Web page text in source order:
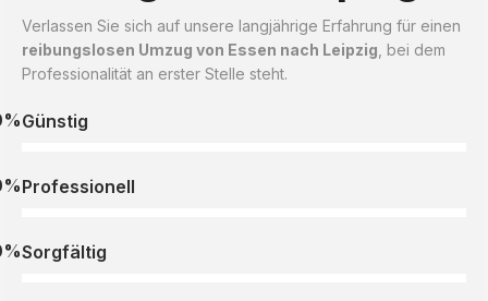
Verlassen Sie sich auf unsere langjährige Erfahrung für einen
reibungslosen Umzug von Essen nach Leipzig , bei dem
Professionalität an erster Stelle steht.
Günstig
Professionell
Sorgfältig